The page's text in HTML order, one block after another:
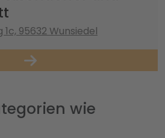
95632 Wunsiedel
wie